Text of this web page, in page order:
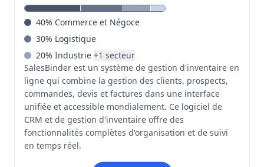
40% Commerce et Négoce
30% Logistique
20% Industrie +1 secteur
SalesBinder est un système de gestion d'inventaire en
ligne qui combine la gestion des clients, prospects,
commandes, devis et factures dans une interface
unifiée et accessible mondialement. Ce logiciel de
CRM et de gestion d'inventaire offre des
fonctionnalités complètes d'organisation et de suivi
en temps réel.